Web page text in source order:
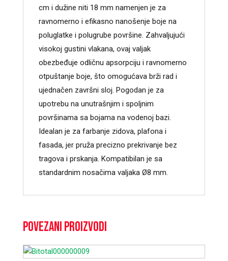
cm i dužine niti 18 mm namenjen je za
ravnomerno i efikasno nanošenje boje na
poluglatke i polugrube površine. Zahvaljujući
visokoj gustini vlakana, ovaj valjak
obezbeđuje odličnu apsorpciju i ravnomerno
otpuštanje boje, što omogućava brži rad i
ujednačen završni sloj. Pogodan je za
upotrebu na unutrašnjim i spoljnim
površinama sa bojama na vodenoj bazi.
Idealan je za farbanje zidova, plafona i
fasada, jer pruža precizno prekrivanje bez
tragova i prskanja. Kompatibilan je sa
standardnim nosačima valjaka Ø8 mm.
Povezani proizvodi